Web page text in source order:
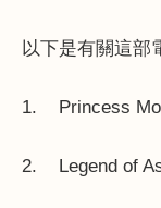
以下是有關這部
1. Princess
2. Legend of